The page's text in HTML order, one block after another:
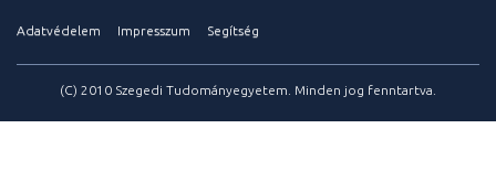
Adatvédelem Impresszum Segítség
(C) 2010 Szegedi Tudományegyetem. Minden jog fenntartva.